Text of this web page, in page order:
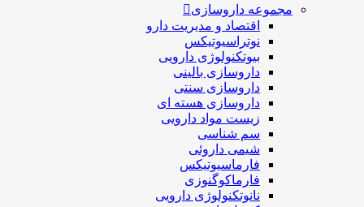
مجموعه داروسازی
اقتصاد و مديريت دارو
نوتراسیوتیکس
بيوتكنولوژی دارویی
داروسازی بالينی
داروسازی سنتی
داروسازی هسته ای
زیست مواد دارویی
سم شناسی
شيمی داروئی
فارماسيوتيكس
فارماكوگنوزی
نانوتکنولوژی دارویی